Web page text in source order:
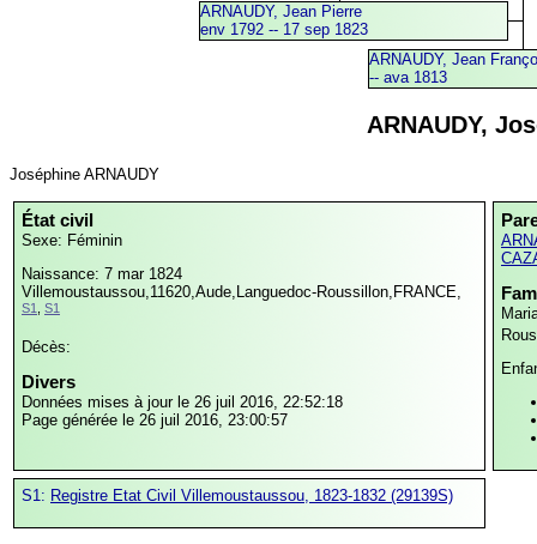
ARNAUDY, Jean Pierre
env 1792 -- 17 sep 1823
ARNAUDY, Jean
-- ava 1813
ARNAUDY,
Joséphine ARNAUDY
État civil
Sexe: Féminin
Naissance: 7 mar 1824
Villemoustaussou,11620,Aude,Languedoc-Roussillon,FRANCE,
S1 S1
Décès:
Divers
Données mises à jour le 26 juil 2016, 22:52:18
Page générée le 26 juil 2016, 23:00:57
S1: Registre Etat Civil Villemoustaussou, 1823-1832 (29139S)